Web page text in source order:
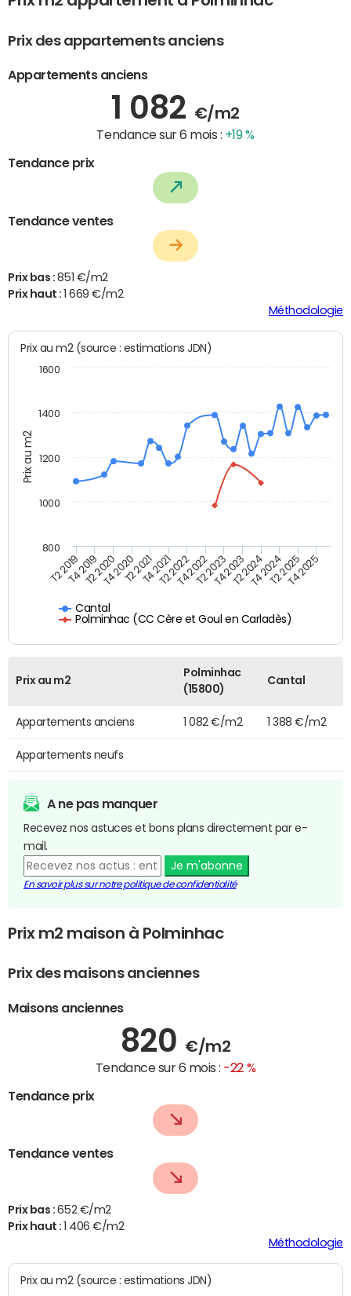
Prix des appartements anciens
Appartements anciens
1 082 €/m2
Tendance sur 6 mois : +19 %
Tendance prix
Tendance ventes
Prix bas : 851 €/m2
Prix haut :1 669 €/m2
Méthodologie
Prix au m2
Prix au m2 (source : estimations JDN)
Cantal
Polminhac (CC Cère et Goul en Carladès)
T2 2019T4 2019T2 2020T4 2020T2 2021T4 2021T2 2022T4 2022T2 2023T4 2023T2 2024T4 2024T2 2025T4 2025
1000
1200
1400
800
1600
Prix au m2
Polminhac
(15800)
Cantal
Appartements anciens 1 082 €/m2 1 388 €/m2
Appartements neufs
A ne pas manquer
Recevez nos astuces et bons plans directement par e-
mail.
Je m'abonne
En savoir plus sur notre politique de confidentialité
Prix m2 maison à Polminhac
Prix des maisons anciennes
Maisons anciennes
820 €/m2
Tendance sur 6 mois : -22 %
Tendance prix
Tendance ventes
Prix bas : 652 €/m2
Prix haut :
1 406 €/m2
Méthodologie
Prix au m2 (source : estimations JDN)